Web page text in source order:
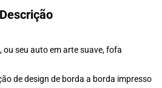
Descrição
ou seu auto em arte suave, fofa
de design de borda a borda impresso